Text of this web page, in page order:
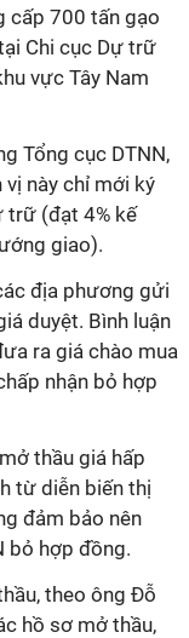
cấp 700 tấn gạo
Chi cục Dự trữ
vực Tây Nam
Tổng cục DTNN,
vị này chỉ mới ký
trữ (đạt 4% kế
giao).
địa phương gửi
duyệt. Bình luận
ra giá chào mua
nhận bỏ hợp
thầu giá hấp
từ diễn biến thị
đảm bảo nên
bỏ hợp đồng.
theo ông Đỗ
hồ sơ mở thầu,